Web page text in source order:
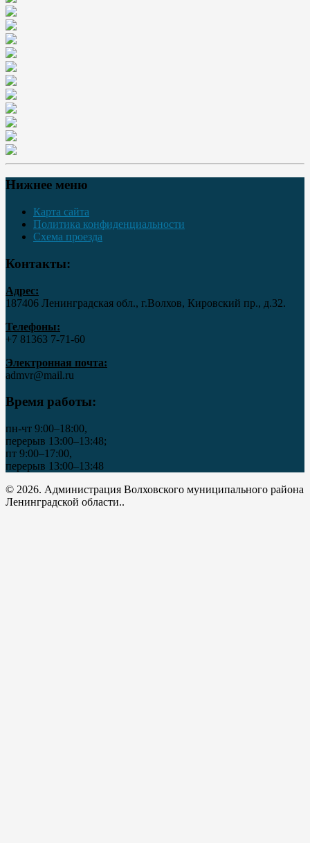
Нижнее меню
Карта сайта
Политика конфиденциальности
Схема проезда
Контакты:
Адрес:
187406 Ленинградская обл., г.Волхов, Кировский пр., д.32.
Телефоны:
+7 81363 7‑71-60
Электронная почта:
admvr@mail.ru
Время работы:
пн-чт 9:00–18:00,
перерыв 13:00–13:48;
пт 9:00–17:00,
перерыв 13:00–13:48
© 2026. Администрация Волховского муниципального района
Ленинградской области..